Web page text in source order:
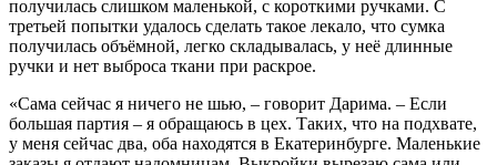
получилась слишком маленькой, с короткими ручками. С
третьей попытки удалось сделать такое лекало, что сумка
получилась объёмной, легко складывалась, у неё длинные
ручки и нет выброса ткани при раскрое.
«Сама сейчас я ничего не шью, – говорит Дарима. – Если
большая партия – я обращаюсь в цех. Таких, что на подхвате,
у меня сейчас два, оба находятся в Екатеринбурге. Маленькие